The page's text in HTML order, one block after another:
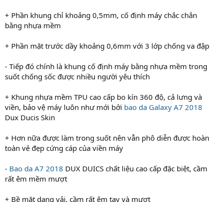
+ Phần khung chỉ khoảng 0,5mm, cố định máy chắc chắn
bằng nhựa mềm
+ Phần mặt trước dầy khoảng 0,6mm với 3 lớp chống va đập
- Tiếp đó chính là khung cố định máy bằng nhựa mềm trong
suốt chống sốc được nhiều người yêu thích
+ Khung nhựa mềm TPU cao cấp bo kín 360 độ, cả lưng và
viền, bảo vệ máy luôn như mới bởi bao da Galaxy A7 2018
Dux Ducis Skin
+ Hơn nữa được làm trong suốt nên vẫn phô diễn được hoàn
toàn vẻ đẹp cứng cáp của viền máy
- Bao da A7 2018 DUX DUICS chất liệu cao cấp đặc biệt, cầm
rất êm mềm mượt
+ Bề mặt dạng vải, cầm rất êm tay và mượt